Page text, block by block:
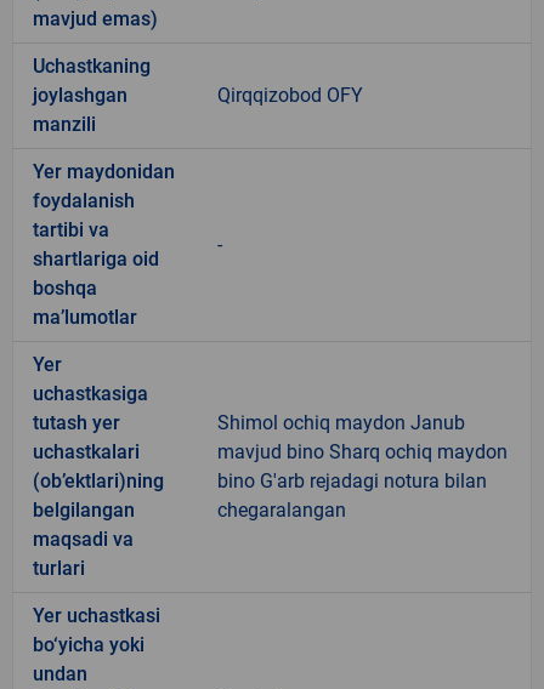
mavjud emas)
Uchastkaning
joylashgan
manzili
Qirqqizobod OFY
Yer maydonidan
foydalanish
tartibi va
shartlariga oid
boshqa
ma’lumotlar
-
Yer
uchastkasiga
tutash yer
uchastkalari
(ob’ektlari)ning
belgilangan
maqsadi va
turlari
Shimol ochiq maydon Janub
mavjud bino Sharq ochiq maydon
bino G'arb rejadagi notura bilan
chegaralangan
Yer uchastkasi
bo‘yicha yoki
undan